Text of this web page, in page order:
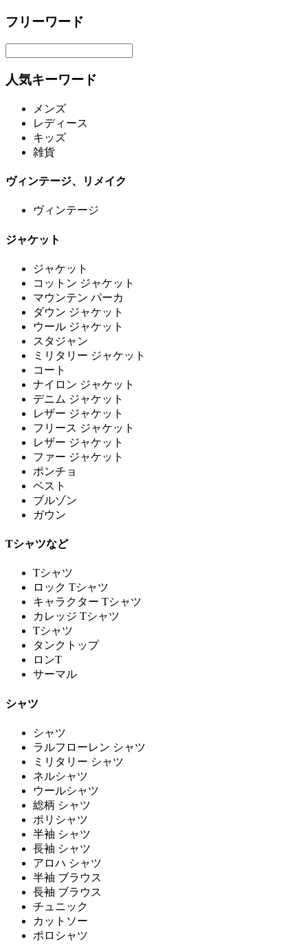
フリーワード
人気キーワード
メンズ
レディース
キッズ
雑貨
ヴィンテージ、リメイク
ヴィンテージ
ジャケット
ジャケット
コットン ジャケット
マウンテン パーカ
ダウン ジャケット
ウール ジャケット
スタジャン
ミリタリー ジャケット
コート
ナイロン ジャケット
デニム ジャケット
レザー ジャケット
フリース ジャケット
レザー ジャケット
ファー ジャケット
ポンチョ
ベスト
ブルゾン
ガウン
Tシャツなど
Tシャツ
ロック Tシャツ
キャラクター Tシャツ
カレッジ Tシャツ
Tシャツ
タンクトップ
ロンT
サーマル
シャツ
シャツ
ラルフローレン シャツ
ミリタリー シャツ
ネルシャツ
ウールシャツ
総柄 シャツ
ポリシャツ
半袖 シャツ
長袖 シャツ
アロハ シャツ
半袖 ブラウス
長袖 ブラウス
チュニック
カットソー
ポロシャツ